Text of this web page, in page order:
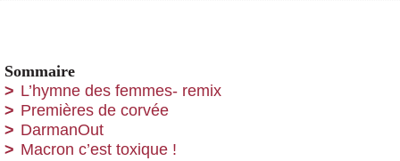
Sommaire
L’hymne des femmes- remix
Premières de corvée
DarmanOut
Macron c’est toxique !